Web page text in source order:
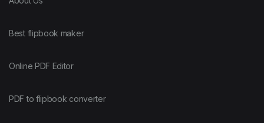
Best flipbook maker
Online PDF Editor
PDF to flipbook converter